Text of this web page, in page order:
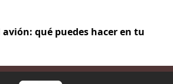
qué puedes hacer en tu